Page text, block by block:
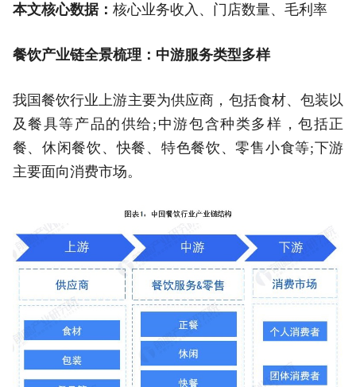
本文核心数据： 核心业务收入、门店数量、毛利率
餐饮产业链全景梳理：中游服务类型多样
我国餐饮行业上游主要为供应商，包括食材、包装以
及餐具等产品的供给;中游包含种类多样，包括正
餐、休闲餐饮、快餐、特色餐饮、零售小食等;下游
主要面向消费市场。